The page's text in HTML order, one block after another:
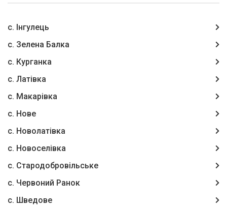
с. Інгулець
с. Зелена Балка
с. Курганка
с. Латівка
с. Макарівка
с. Нове
с. Новолатівка
с. Новоселівка
с. Стародобровільське
с. Червоний Ранок
с. Шведове